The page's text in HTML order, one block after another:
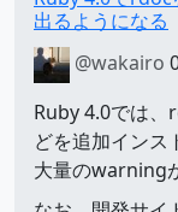
出るようになる
@wakairo
Ruby 4.0では
どを追加イン
大量のwarning